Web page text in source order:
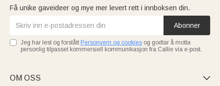
Få unike gaveideer og mye mer levert rett i innboksen din.
Abonner
Jeg har lest og forstått Personvern og cookies og godtar å motta
personlig tilpasset kommersiell kommunikasjon fra Callie via e-post.
OM OSS 